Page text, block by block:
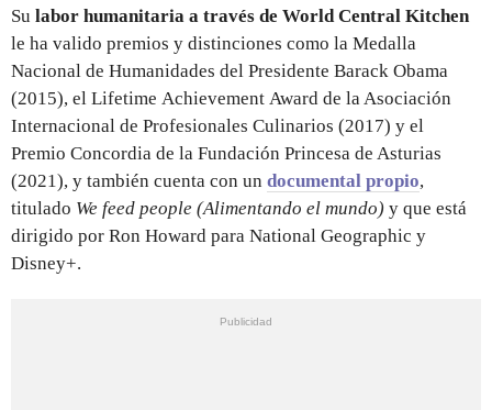
Su labor humanitaria a través de World Central Kitchen
le ha valido premios y distinciones como la Medalla
Nacional de Humanidades del Presidente Barack Obama
(2015), el Lifetime Achievement Award de la Asociación
Internacional de Profesionales Culinarios (2017) y el
Premio Concordia de la Fundación Princesa de Asturias
(2021), y también cuenta con un documental propio,
titulado We feed people (Alimentando el mundo) y que está
dirigido por Ron Howard para National Geographic y
Disney+.